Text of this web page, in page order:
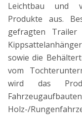
Leichtbau und
Produkte aus.
gefragten Trailer
sowie die
vom
wird das
Holz-/